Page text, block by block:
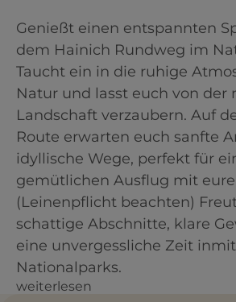
Genießt einen entspannten
dem Hainich Rundweg im
Taucht ein in die ruhige
Natur und lasst euch von der
Landschaft verzaubern. Auf
Route erwarten euch sanfte
idyllische Wege, perfekt für
gemütlichen Ausflug mit
(Leinenpflicht beachten)
schattige Abschnitte, klare
eine unvergessliche Zeit
Nationalparks.
weiterlesen